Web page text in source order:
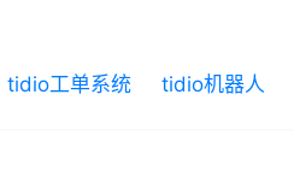
tidio工单系统 tidio机器人